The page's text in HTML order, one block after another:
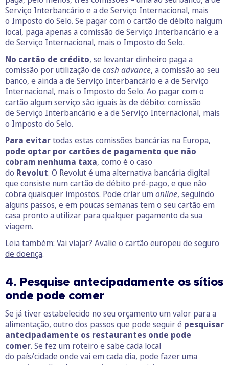
Serviço Interbancário e a de Serviço Internacional, mais
o Imposto do Selo. Se pagar com o cartão de débito nalgum
local, paga apenas a comissão de Serviço Interbancário e a
de Serviço Internacional, mais o Imposto do Selo.
No cartão de crédito, se levantar dinheiro paga a
comissão por utilização de cash advance, a comissão ao seu
banco, e ainda a de Serviço Interbancário e a de Serviço
Internacional, mais o Imposto do Selo. Ao pagar com o
cartão algum serviço são iguais às de débito: comissão
de Serviço Interbancário e a de Serviço Internacional, mais
o Imposto do Selo.
Para evitartodas estas comissões bancárias na Europa,
pode optar por cartões de pagamento que não
cobram nenhuma taxa, como é o caso
do Revolut. O Revolut é uma alternativa bancária digital
que consiste num cartão de débito pré-pago, e que não
cobra quaisquer impostos. Pode criar um online, seguindo
alguns passos, e em poucas semanas tem o seu cartão em
casa pronto a utilizar para qualquer pagamento da sua
viagem.
Leia também: Vai viajar? Avalie o cartão europeu de seguro
de doença.
4. Pesquise antecipadamente os sítios
onde pode comer
Se já tiver estabelecido no seu orçamento um valor para a
alimentação, outro dos passos que pode seguir é pesquisar
antecipadamente os restaurantes onde pode
comer. Se fez um roteiro e sabe cada local
do país/cidade onde vai em cada dia, pode fazer uma